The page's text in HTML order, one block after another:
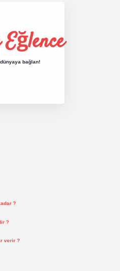
bağlan!
?
?
verir ?